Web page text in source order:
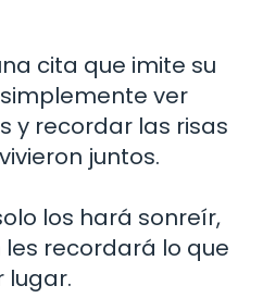
cita que imite su
ver
y recordar las risas
juntos.
los hará sonreír,
recordará lo que
lugar.